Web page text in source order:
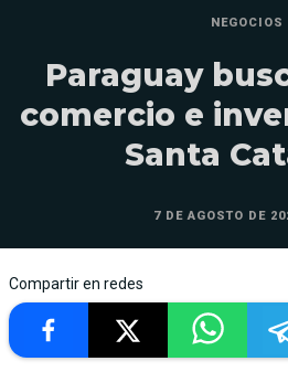
NEGOCIOS
Paraguay
comercio e
Santa
7 DE AGOSTO DE
Compartir en redes